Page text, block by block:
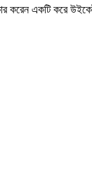
করেন একটি করে